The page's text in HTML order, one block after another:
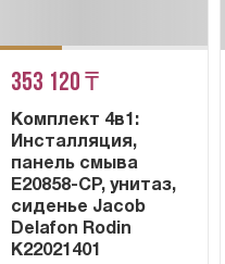
353 120 ₸
Комплект 4в1:
Инсталляция,
панель смыва
E20858-CP, унитаз,
сиденье Jacob
Delafon Rodin
K22021401